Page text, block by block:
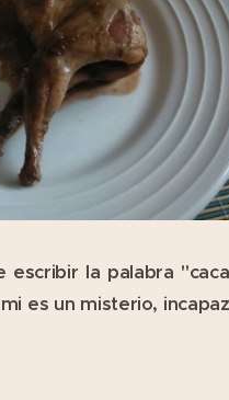
escribir la palabra
es un misterio,